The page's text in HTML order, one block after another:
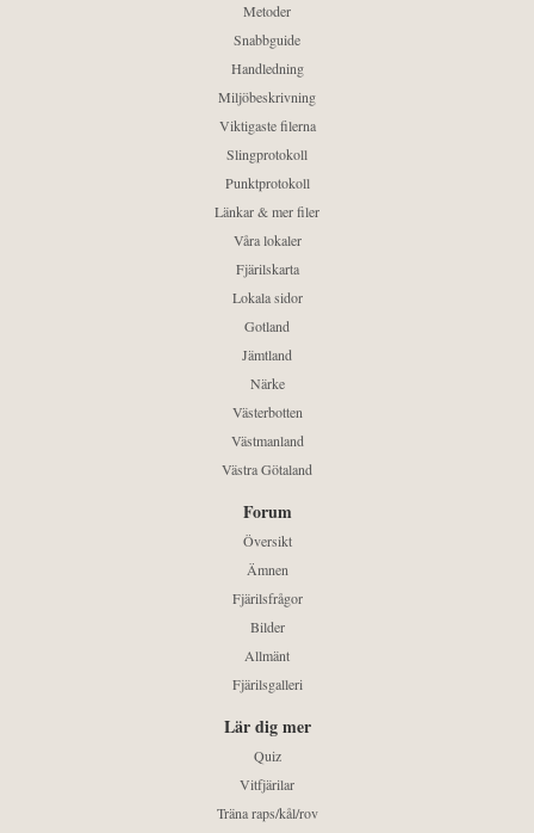
Metoder
Snabbguide
Handledning
Miljöbeskrivning
Viktigaste filerna
Slingprotokoll
Punktprotokoll
Länkar & mer filer
Våra lokaler
Fjärilskarta
Lokala sidor
Gotland
Jämtland
Närke
Västerbotten
Västmanland
Västra Götaland
Forum
Översikt
Ämnen
Fjärilsfrågor
Bilder
Allmänt
Fjärilsgalleri
Lär dig mer
Quiz
Vitfjärilar
Träna raps/kål/rov